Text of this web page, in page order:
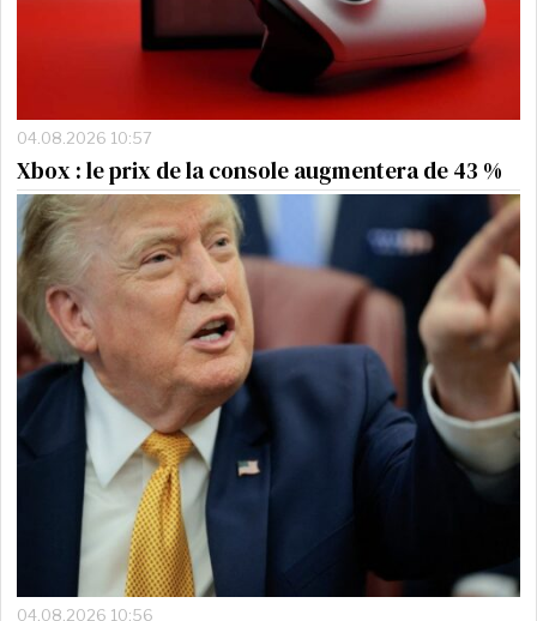
04.08.2026 10:57
Xbox : le prix de la console augmentera de 43 %
04.08.2026 10:56